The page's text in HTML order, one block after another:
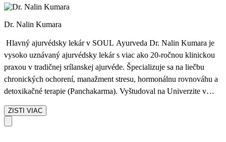
Dinali verí, že skutočné zdravie vzniká, keď sa telo, myseľ a duch
Dr. Nalin Kumara
Hlavný ajurvédsky lekár v SOUL Ayurveda Dr. Nalin Kumara je
vysoko uznávaný ajurvédsky lekár s viac ako 20-ročnou klinickou
praxou v tradičnej srílanskej ajurvéde. Špecializuje sa na liečbu
chronických ochorení, manažment stresu, hormonálnu rovnováhu a
detoxikačné terapie (Panchakarma). Vyštudoval na Univerzite v
moderným, empatickým prístupom k pacientom. Jeho filozofiou je,
že skutočné liečenie začína pochopením človeka – nie len jeho
ZISTI VIAC